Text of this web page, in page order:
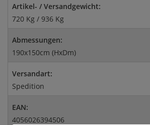
Artikel- / Versandgewicht:
720 Kg / 936 Kg
Abmessungen:
190x150cm (HxDm)
Versandart:
Spedition
EAN:
4056026394506